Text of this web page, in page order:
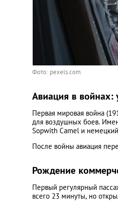
Фото: pexels.com
Авиация в войнах:
Первая мировая война
для воздушных боев.
Sopwith Camel и
После войны авиация
Рождение
Первый регулярный
всего 23 минуты, но